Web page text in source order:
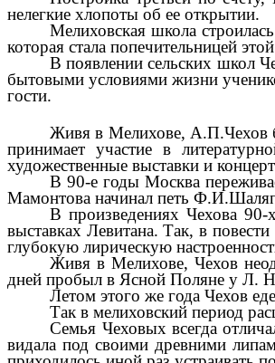
нелегкие хлопоты об ее открытии.
Мелиховская школа
которая стала попечительницей
В появлении сельских школ
бытовыми условиями жизни
гости.
Живя в Мелихове, А.П.Чехов
принимает участие в
художественные выставки и
В 90-е годы Москва
Мамонтова начинал петь
В произведениях Чехова 90-
выставках Левитана. Так, в
глубокую лирическую
Живя в Мелихове, Чехов
дней пробыл в Ясной Поляне у Л. Н.
Летом этого же года Чехов
Так в мелиховский период
Семья Чеховых всегда
видала под своими древними